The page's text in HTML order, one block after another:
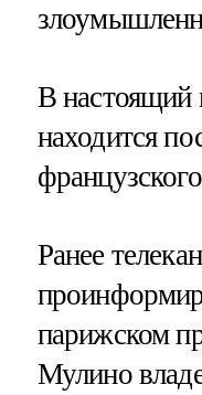
В настоящий
находится
Ранее
парижском
Мулино